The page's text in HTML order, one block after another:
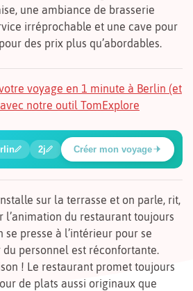
une ambiance de brasserie
irréprochable et une cave pour
des prix plus qu’abordables.
voyage en 1 minute à Berlin (et
notre outil TomExplore
🔍
🔍
🔍
🍲
🔍
🔍
Potsdamer
2j Créer mon voyage
sur la terrasse et on parle, rit,
l’animation du restaurant toujours
se presse à l’intérieur pour se
du personnel est réconfortante.
! Le restaurant promet toujours
de plats aussi originaux que